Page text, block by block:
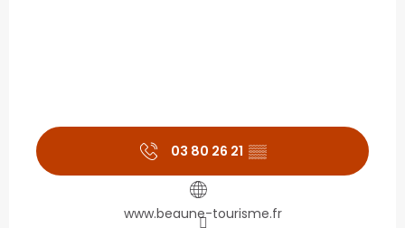
03 80 26 21 ▒▒
www.beaune-tourisme.fr